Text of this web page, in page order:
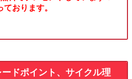
おります。
ドポイント、サイクル理